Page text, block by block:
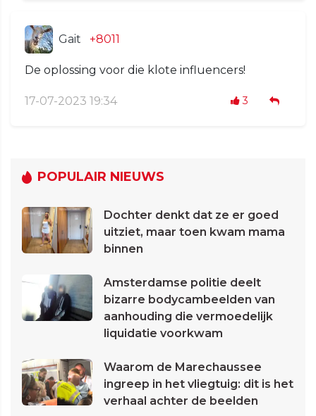
Gait +8011
De oplossing voor die klote influencers!
17-07-2023 19:34 3
POPULAIR NIEUWS
Dochter denkt dat ze er goed
uitziet, maar toen kwam mama
binnen
Amsterdamse politie deelt
bizarre bodycambeelden van
aanhouding die vermoedelijk
liquidatie voorkwam
Waarom de Marechaussee
ingreep in het vliegtuig: dit is het
verhaal achter de beelden